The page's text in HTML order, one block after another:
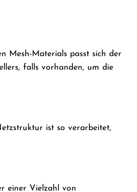
Mesh-Materials passt sich der
falls vorhanden, um die
ist so verarbeitet,
einer Vielzahl von